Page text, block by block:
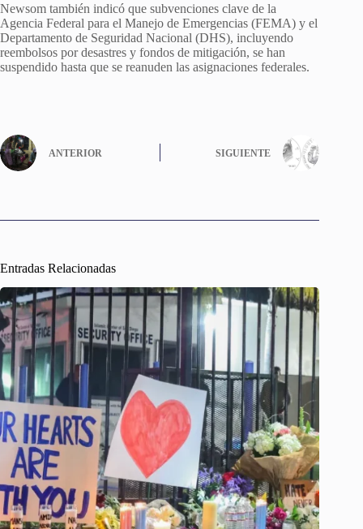
Newsom también indicó que subvenciones clave de la
Agencia Federal para el Manejo de Emergencias (FEMA) y el
Departamento de Seguridad Nacional (DHS), incluyendo
reembolsos por desastres y fondos de mitigación, se han
suspendido hasta que se reanuden las asignaciones federales.
ANTERIOR SIGUIENTE
Entradas Relacionadas